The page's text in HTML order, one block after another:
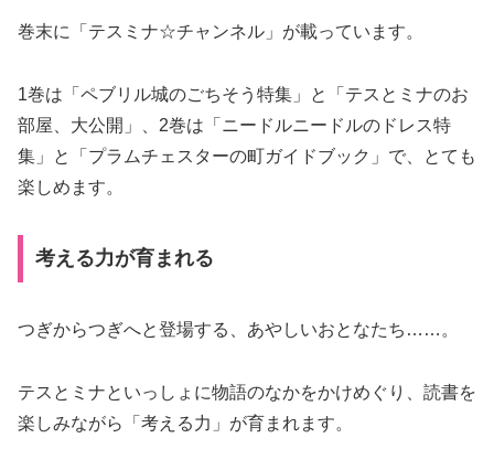
巻末に「テスミナ☆チャンネル」が載っています。
1巻は「ペブリル城のごちそう特集」と「テスとミナのお
部屋、大公開」、2巻は「ニードルニードルのドレス特
集」と「プラムチェスターの町ガイドブック」で、とても
楽しめます。
考える力が育まれる
つぎからつぎへと登場する、あやしいおとなたち……。
テスとミナといっしょに物語のなかをかけめぐり、読書を
楽しみながら「考える力」が育まれます。